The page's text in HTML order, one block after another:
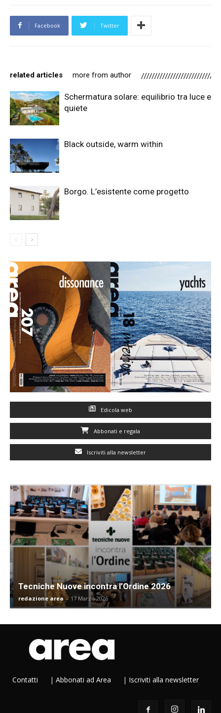
Facebook Twitter
related articles more from author
Schermatura solare: equilibrio tra luce e
quiete
Black outside, warm within
Borgo. L’esistente come progetto
Edicola web
Abbonati e regala
Iscriviti alla newsletter
Tecniche Nuove incontra l’Ordine 2026
redazione area - 17 Marzo 2026
Contatti | Abbonati ad Area | Iscriviti alla newsletter